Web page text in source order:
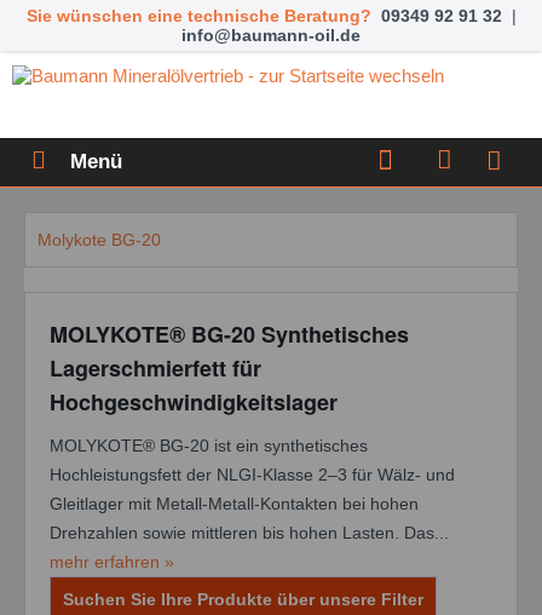
Sie wünschen eine technische Beratung? 09349 92 91 32 |
info@baumann-oil.de
Menü
Molykote BG-20
MOLYKOTE® BG-20 Synthetisches
Lagerschmierfett für
Hochgeschwindigkeitslager
MOLYKOTE® BG-20 ist ein synthetisches
Hochleistungsfett der NLGI-Klasse 2–3 für Wälz- und
Gleitlager mit Metall-Metall-Kontakten bei hohen
Drehzahlen sowie mittleren bis hohen Lasten. Das...
mehr erfahren »
Suchen Sie Ihre Produkte über unsere Filter